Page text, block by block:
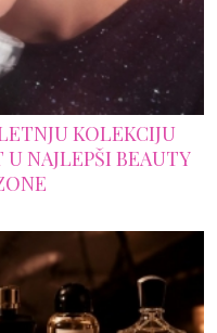
KOLEKCIJU
U NAJLEPŠI BEAUTY